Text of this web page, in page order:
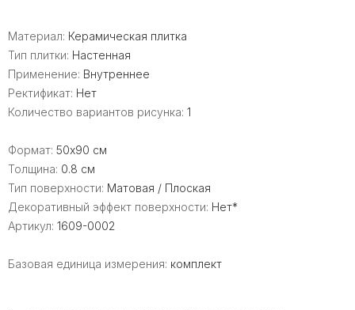
Материал: Керамическая плитка
Тип плитки: Настенная
Применение: Внутреннее
Ректификат: Нет
Количество вариантов рисунка: 1
Формат: 50x90 см
Толщина: 0.8 см
Тип поверхности: Матовая / Плоская
Декоративный эффект поверхности: Нет*
Артикул: 1609-0002
Базовая единица измерения: комплект